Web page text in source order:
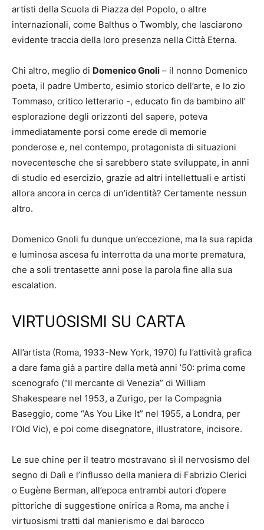
artisti della Scuola di Piazza del Popolo, o altre
internazionali, come Balthus o Twombly, che lasciarono
evidente traccia della loro presenza nella Città Eterna.
Chi altro, meglio di Domenico Gnoli – il nonno Domenico
poeta, il padre Umberto, esimio storico dell’arte, e lo zio
Tommaso, critico letterario -, educato fin da bambino all’
esplorazione degli orizzonti del sapere, poteva
immediatamente porsi come erede di memorie
ponderose e, nel contempo, protagonista di situazioni
novecentesche che si sarebbero state sviluppate, in anni
di studio ed esercizio, grazie ad altri intellettuali e artisti
allora ancora in cerca di un’identità? Certamente nessun
altro.
Domenico Gnoli fu dunque un’eccezione, ma la sua rapida
e luminosa ascesa fu interrotta da una morte prematura,
che a soli trentasette anni pose la parola fine alla sua
escalation.
VIRTUOSISMI SU CARTA
All’artista (Roma, 1933-New York, 1970) fu l’attività grafica
a dare fama già a partire dalla metà anni ’50: prima come
scenografo (“Il mercante di Venezia” di William
Shakespeare nel 1953, a Zurigo, per la Compagnia
Baseggio, come “As You Like It” nel 1955, a Londra, per
l’Old Vic), e poi come disegnatore, illustratore, incisore.
Le sue chine per il teatro mostravano sì il nervosismo del
segno di Dalì e l’influsso della maniera di Fabrizio Clerici
o Eugène Berman, all’epoca entrambi autori d’opere
pittoriche di suggestione onirica a Roma, ma anche i
virtuosismi tratti dal manierismo e dal barocco